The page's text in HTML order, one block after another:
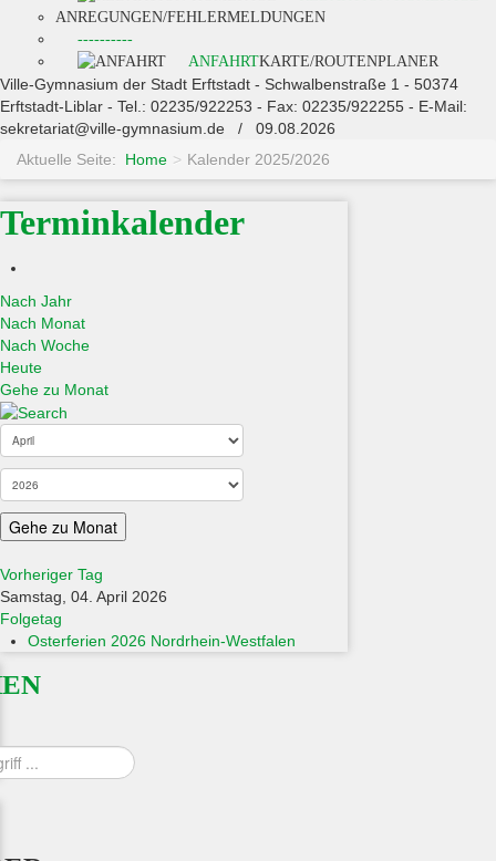
ANREGUNGEN/FEHLERMELDUNGEN
----------
ANFAHRTKARTE/ROUTENPLANER
Ville-Gymnasium der Stadt Erftstadt - Schwalbenstraße 1 - 50374
Erftstadt-Liblar - Tel.: 02235/922253 - Fax: 02235/922255 - E-Mail:
sekretariat@ville-gymnasium.de / 09.08.2026
Aktuelle Seite: Home > Kalender 2025/2026
Terminkalender
Nach Jahr
Nach Monat
Nach Woche
Heute
Gehe zu Monat
Gehe zu Monat
Vorheriger Tag
Samstag, 04. April 2026
Folgetag
Osterferien 2026 Nordrhein-Westfalen